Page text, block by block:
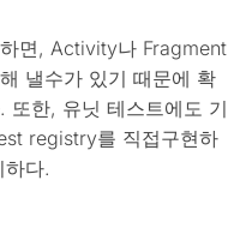
면, Activity나 Fragment
낼수가 있기 때문에 확
또한, 유닛 테스트에도 기
registry를 직접구현하
다.